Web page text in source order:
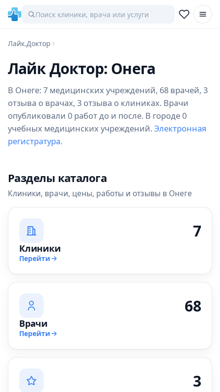
Лайк.Доктор
Лайк Доктор: Онега
В Онеге: 7 медицинских учреждений, 68 врачей, 3
отзыва о врачах, 3 отзыва о клиниках. Врачи
опубликовали 0 работ до и после. В городе 0
учебных медицинских учреждений. Электронная
регистратура.
Разделы каталога
Клиники, врачи, цены, работы и отзывы в Онеге
7
Клиники
Перейти
68
Врачи
Перейти
3